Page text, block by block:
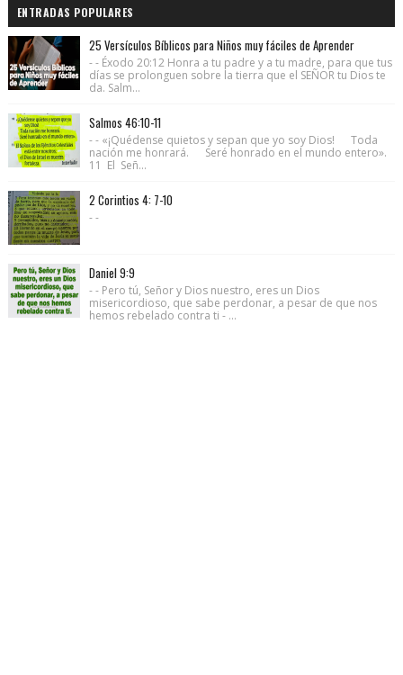
ENTRADAS POPULARES
25 Versículos Bíblicos para Niños muy fáciles de Aprender
- - Éxodo 20:12 Honra a tu padre y a tu madre, para que tus
días se prolonguen sobre la tierra que el SEÑOR tu Dios te
da. Salm...
Salmos 46:10-11
- - «¡Quédense quietos y sepan que yo soy Dios! Toda
nación me honrará. Seré honrado en el mundo entero».
11 El Señ...
2 Corintios 4: 7-10
- -
Daniel 9:9
- - Pero tú, Señor y Dios nuestro, eres un Dios
misericordioso, que sabe perdonar, a pesar de que nos
hemos rebelado contra ti - ...